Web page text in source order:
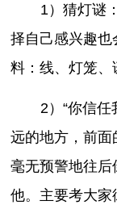
1）猜灯谜
择自己感兴趣
料：线、灯笼、
2）“你信
远的地方，前
毫无预警地往
他。主要考大家